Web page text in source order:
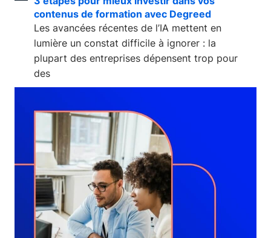
contenus de formation avec Degreed
Les avancées récentes de l’IA mettent en
lumière un constat difficile à ignorer : la
plupart des entreprises dépensent trop pour
des